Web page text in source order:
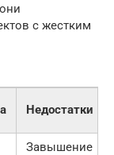
с жестким
Недостатки
Завышение